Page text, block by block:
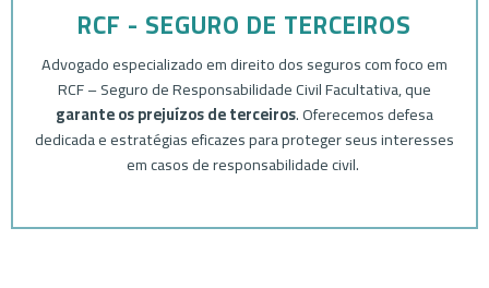
RCF - SEGURO DE TERCEIROS
Advogado especializado em direito dos seguros com foco em
RCF – Seguro de Responsabilidade Civil Facultativa, que
garante os prejuízos de terceiros. Oferecemos defesa
dedicada e estratégias eficazes para proteger seus interesses
em casos de responsabilidade civil.